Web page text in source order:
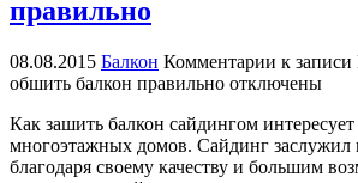
правильно
08.08.2015 Балкон Комментарии к
обшить балкон правильно отключены
Как зашить балкон сайдингом
многоэтажных домов. Сайдинг заслужил
благодаря своему качеству и большим